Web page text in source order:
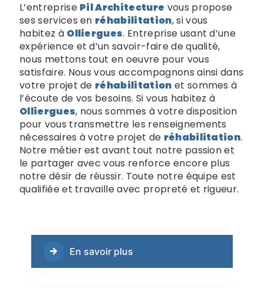
L’entreprise Pil Architecture vous propose
ses services en réhabilitation, si vous
habitez à Olliergues. Entreprise usant d’une
expérience et d’un savoir-faire de qualité,
nous mettons tout en oeuvre pour vous
satisfaire. Nous vous accompagnons ainsi dans
votre projet de réhabilitation et sommes à
l’écoute de vos besoins. Si vous habitez à
Olliergues, nous sommes à votre disposition
pour vous transmettre les renseignements
nécessaires à votre projet de réhabilitation.
Notre métier est avant tout notre passion et
le partager avec vous renforce encore plus
notre désir de réussir. Toute notre équipe est
qualifiée et travaille avec propreté et rigueur.
En savoir plus